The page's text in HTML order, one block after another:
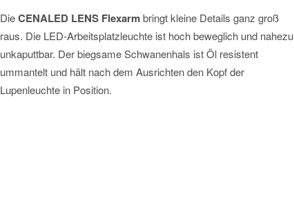
DieCENALED LENS Flexarmbringt kleine Details ganz groß
raus. Die LED-Arbeitsplatzleuchte ist hoch beweglich und nahezu
unkaputtbar. Der biegsame Schwanenhals ist Öl resistent
ummantelt und hält nach dem Ausrichten den Kopf der
Lupenleuchte in Position.